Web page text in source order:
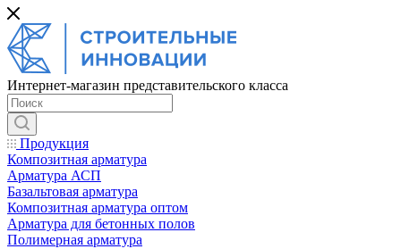
Интернет-магазин представительского класса
Продукция
Композитная арматура
Арматура АСП
Базальтовая арматура
Композитная арматура оптом
Арматура для бетонных полов
Полимерная арматура